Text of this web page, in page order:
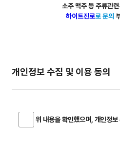
소주 맥주 등 주류관
하이트진로로 문의
개인정보 수집 및 이용 동의
위 내용을 확인했으며, 개인정